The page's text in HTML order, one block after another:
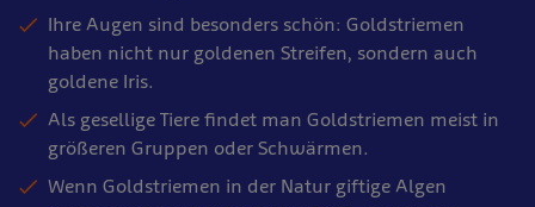
Ihre Augen sind besonders schön: Goldstriemen
haben nicht nur goldenen Streifen, sondern auch
goldene Iris.
Als gesellige Tiere findet man Goldstriemen meist in
größeren Gruppen oder Schwärmen.
Wenn Goldstriemen in der Natur giftige Algen